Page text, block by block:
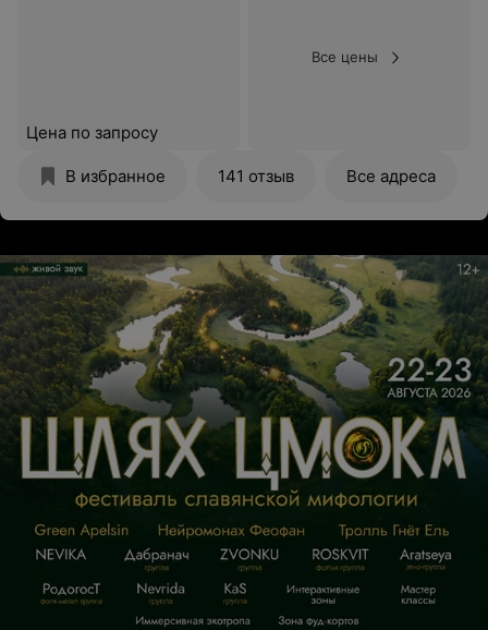
Цена по запросу
Все цены
В избранное 141 отзыв Все адреса